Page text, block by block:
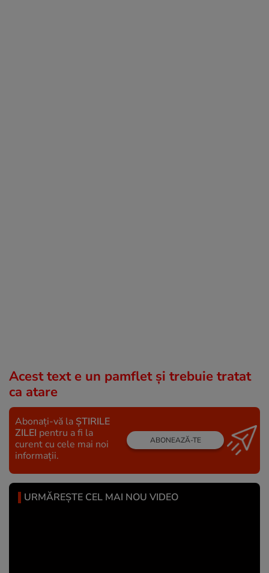
Acest text e un pamflet şi trebuie tratat
ca atare
Abonați-vă la ȘTIRILE
ZILEI pentru a fi la
curent cu cele mai noi
informații.
ABONEAZĂ-TE
URMĂREȘTE CEL MAI NOU VIDEO